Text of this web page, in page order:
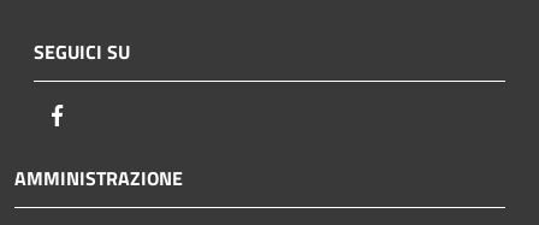
SEGUICI SU
AMMINISTRAZIONE